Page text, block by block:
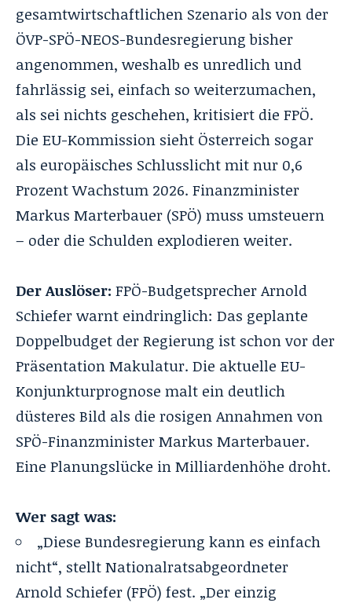
gesamtwirtschaftlichen Szenario als von der
ÖVP-SPÖ-NEOS-Bundesregierung bisher
angenommen, weshalb es unredlich und
fahrlässig sei, einfach so weiterzumachen,
als sei nichts geschehen, kritisiert die FPÖ.
Die EU-Kommission sieht Österreich sogar
als europäisches Schlusslicht mit nur 0,6
Prozent Wachstum 2026. Finanzminister
Markus Marterbauer (SPÖ) muss umsteuern
– oder die Schulden explodieren weiter.
Der Auslöser: FPÖ-Budgetsprecher Arnold
Schiefer warnt eindringlich: Das geplante
Doppelbudget der Regierung ist schon vor der
Präsentation Makulatur. Die aktuelle EU-
Konjunkturprognose malt ein deutlich
düsteres Bild als die rosigen Annahmen von
SPÖ-Finanzminister Markus Marterbauer.
Eine Planungslücke in Milliardenhöhe droht.
Wer sagt was:
„Diese Bundesregierung kann es einfach
nicht“, stellt Nationalratsabgeordneter
Arnold Schiefer (FPÖ) fest. „Der einzig